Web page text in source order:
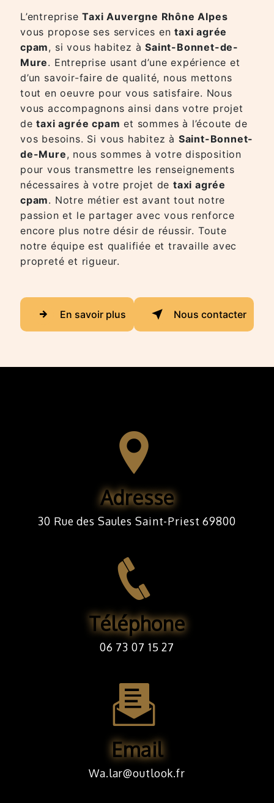
L’entrepriseTaxi Auvergne Rhône Alpes
vous propose ses services entaxi agrée
cpam, si vous habitez àSaint-Bonnet-de-
Mure. Entreprise usant d’une expérience et
d’un savoir-faire de qualité, nous mettons
tout en oeuvre pour vous satisfaire. Nous
vous accompagnons ainsi dans votre projet
detaxi agrée cpam et sommes à l’écoute de
vos besoins. Si vous habitez à Saint-Bonnet-
de-Mure, nous sommes à votre disposition
pour vous transmettre les renseignements
nécessaires à votre projet detaxi agrée
cpam. Notre métier est avant tout notre
passion et le partager avec vous renforce
encore plus notre désir de réussir. Toute
notre équipe est qualifiée et travaille avec
propreté et rigueur.
En savoir plus Nous contacter
Adresse
30 Rue des Saules Saint-Priest 69800
Téléphone
06 73 07 15 27
Email
wa.lar@outlook.fr